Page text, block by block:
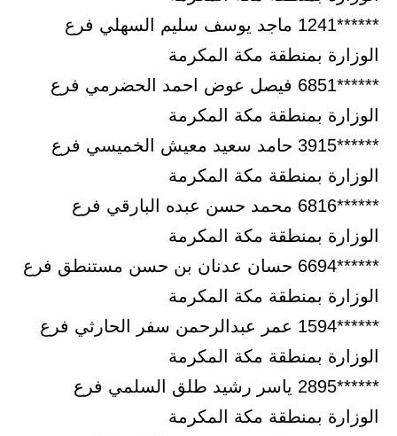
******1241 ماجد يوسف سليم السهلي فرع
الوزارة بمنطقة مكة المكرمة
******6851 فيصل عوض احمد الحضرمي فرع
الوزارة بمنطقة مكة المكرمة
******3915 حامد سعيد معيش الخميسي فرع
الوزارة بمنطقة مكة المكرمة
******6816 محمد حسن عبده البارقي فرع
الوزارة بمنطقة مكة المكرمة
******6694 حسان عدنان بن حسن مستنطق فرع
الوزارة بمنطقة مكة المكرمة
******1594 عمر عبدالرحمن سفر الحارثي فرع
الوزارة بمنطقة مكة المكرمة
******2895 ياسر رشيد طلق السلمي فرع
الوزارة بمنطقة مكة المكرمة